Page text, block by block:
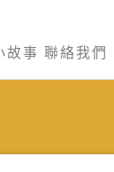
故事 聯絡我們